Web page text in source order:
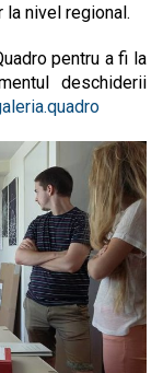
nivel regional.
pentru a fi la
deschiderii